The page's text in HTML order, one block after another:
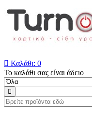
 Καλάθι: 0
Το καλάθι σας είναι άδειο